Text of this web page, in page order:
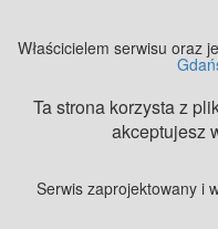
Właścicielem serwisu oraz
Ta strona korzysta z
akceptujesz
Serwis zaprojektowany i